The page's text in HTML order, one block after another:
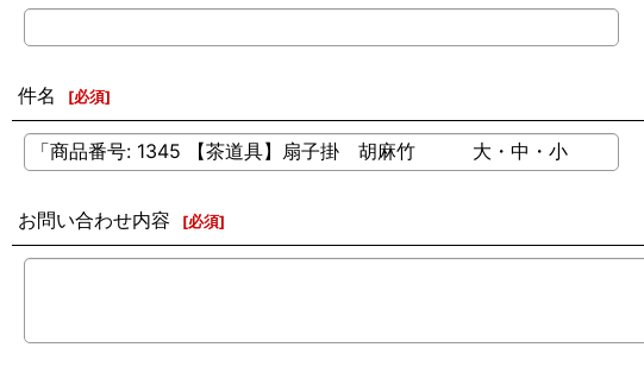
件名 [必須]
お問い合わせ内容 [必須]